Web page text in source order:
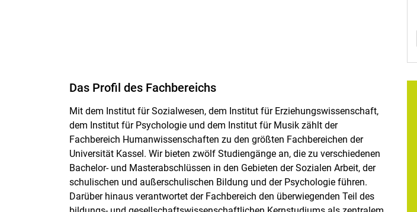
Das Profil des Fachbereichs
Mit dem Institut für Sozialwesen, dem Institut für Erziehungswissenschaft,
dem Institut für Psychologie und dem Institut für Musik zählt der
Fachbereich Humanwissenschaften zu den größten Fachbereichen der
Universität Kassel. Wir bieten zwölf Studiengänge an, die zu verschiedenen
Bachelor- und Masterabschlüssen in den Gebieten der Sozialen Arbeit, der
schulischen und außerschulischen Bildung und der Psychologie führen.
Darüber hinaus verantwortet der Fachbereich den überwiegenden Teil des